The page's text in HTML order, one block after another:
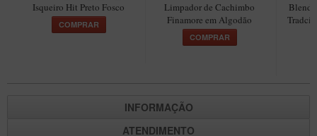
Maestro – Briar Italiano
Churchwarden – Briar Italiano
MONTE SEU KIT/INICIANTES
Isqueiro Hit Preto Fosco
COMPRAR
Limpador de Cachimbo
Finamore em Algodão
COMPRAR
Blend
INFORMAÇÃO
ATENDIMENTO